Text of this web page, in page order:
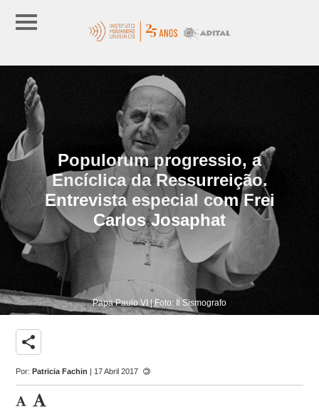
Populorum progressio, a
Encíclica da Ressurreição.
Entrevista especial com Frei
Carlos Josaphat
Papa Paulo VI | Foto: Il Sismografo
share
Por:Patricia Fachin | 17 Abril 2017